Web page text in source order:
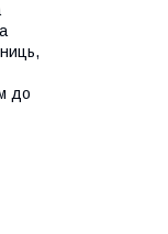
до